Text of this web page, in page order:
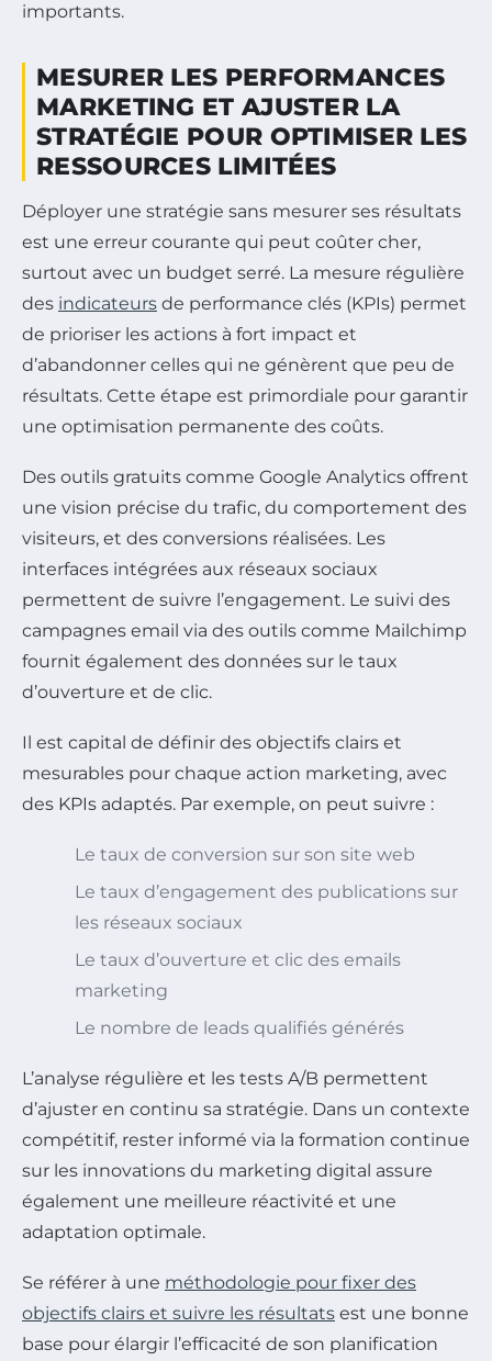
importants.
MESURER LES PERFORMANCES
MARKETING ET AJUSTER LA
STRATÉGIE POUR OPTIMISER LES
RESSOURCES LIMITÉES
Déployer une stratégie sans mesurer ses résultats
est une erreur courante qui peut coûter cher,
surtout avec un budget serré. La mesure régulière
des indicateurs de performance clés (KPIs) permet
de prioriser les actions à fort impact et
d’abandonner celles qui ne génèrent que peu de
résultats. Cette étape est primordiale pour garantir
une optimisation permanente des coûts.
Des outils gratuits comme Google Analytics offrent
une vision précise du trafic, du comportement des
visiteurs, et des conversions réalisées. Les
interfaces intégrées aux réseaux sociaux
permettent de suivre l’engagement. Le suivi des
campagnes email via des outils comme Mailchimp
fournit également des données sur le taux
d’ouverture et de clic.
Il est capital de définir des objectifs clairs et
mesurables pour chaque action marketing, avec
des KPIs adaptés. Par exemple, on peut suivre :
Le taux de conversion sur son site web
Le taux d’engagement des publications sur
les réseaux sociaux
Le taux d’ouverture et clic des emails
marketing
Le nombre de leads qualifiés générés
L’analyse régulière et les tests A/B permettent
d’ajuster en continu sa stratégie. Dans un contexte
compétitif, rester informé via la formation continue
sur les innovations du marketing digital assure
également une meilleure réactivité et une
adaptation optimale.
Se référer à une méthodologie pour fixer des
objectifs clairs et suivre les résultats est une bonne
base pour élargir l’efficacité de son planification